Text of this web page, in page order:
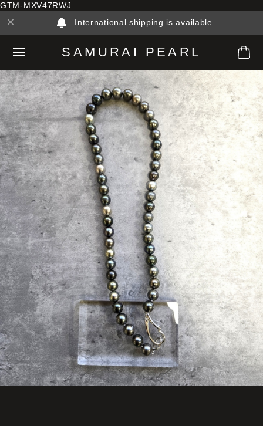
GTM-MXV47RWJ
International shipping is available
SAMURAI PEARL